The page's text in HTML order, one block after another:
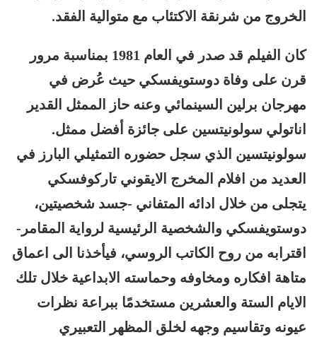
الخروج من شرنقة الاكتئاب مع متوالية الفقد.
كان الفيلم قد صدر في العام 1981 بمناسبة مرور
قرن على وفاة دوستويفسكي حيث عُرض في
مهرجان برلين السينمائي وعنه حاز الممثل القدير
اناتولي سولونيتسين على جائزة أفضل ممثل.
سولونيتسين الذي سجل حضوره التمثيلي البارز في
العديد من افلام المخرج الايقوني تاركوفسكي
يتجلى من خلال ادائه المتفاني -جسد شخصيتين،
دوستويفسكي والشخصية الرئيسية لرواية المقامر-
اقترابه من روح الكاتب الروسي، فيأخذنا الى اعماق
متاهة افكاره ومخاوفه وحماسته الابداعية خلال تلك
الايام الستة والعشرين مستخدمًا ببراعة نظرات
عيونه وتقاسيم وجهه لخلق المظهر التعبيري